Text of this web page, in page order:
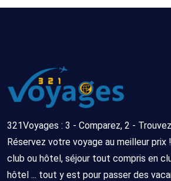
321Voyages : 3 - Comparez, 2 -
Réservez votre voyage au meilleur prix
club ou hôtel, séjour tout compris en
hôtel ... tout y est pour passer des